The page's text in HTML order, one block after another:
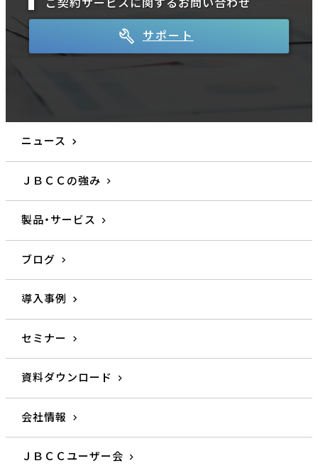
ご契約サービスに関するお問い合わせ
サポート
ニュース
ＪＢＣＣの強み
製品・サービス
ブログ
導入事例
セミナー
資料ダウンロード
会社情報
ＪＢＣＣユーザー会